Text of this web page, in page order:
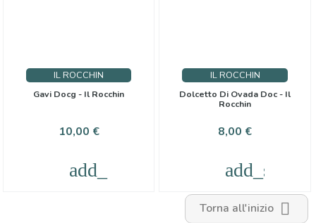
IL ROCCHIN
Gavi Docg - Il Rocchin
Prezzo
10,00 €
add_shopping_cart
IL ROCCHIN
Dolcetto Di Ovada Doc - Il
Rocchin
Prezzo
8,00 €
Torna all'inizio 